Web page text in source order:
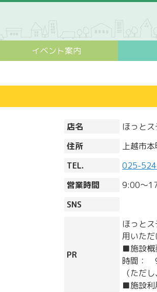
イベント案内
店名
ほっと
住所
上越市
TEL.
025-
営業時間
9:00～
SNS
PR
ほっと
用いただ
■施設概
時間：
（ただ
■施設利